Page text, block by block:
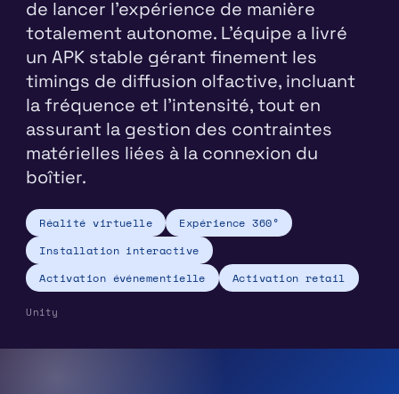
de lancer l'expérience de manière
totalement autonome. L'équipe a livré
un APK stable gérant finement les
timings de diffusion olfactive, incluant
la fréquence et l'intensité, tout en
assurant la gestion des contraintes
matérielles liées à la connexion du
boîtier.
Réalité virtuelle
Expérience 360°
Installation interactive
Activation événementielle
Activation retail
Unity